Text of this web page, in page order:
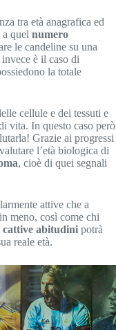
tra età anagrafica ed
quel numero
le candeline su una
è il caso di
la totale
cellule e dei tessuti e
vita. In questo caso però
Grazie ai progressi
l’età biologica di
, cioè di quei segnali
attive che a
meno, così come chi
cattive abitudini potrà
reale età.